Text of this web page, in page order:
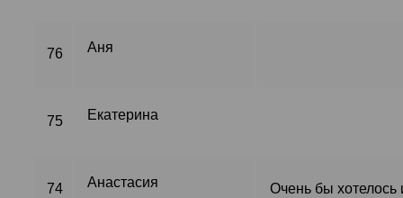
76 Аня
75 Екатерина
74 Анастасия Очень бы хотелось